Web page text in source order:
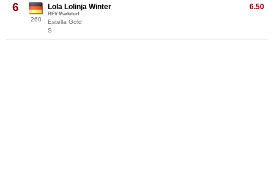
6
260
6.50
Lola Lolinja Winter
RFV Markdorf
Estella Gold
S